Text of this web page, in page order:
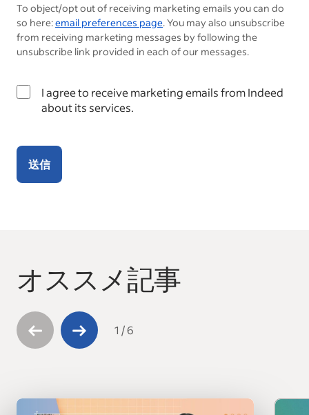
To object/opt out of receiving marketing emails you can do
so here:email preferences page. You may also unsubscribe
from receiving marketing messages by following the
unsubscribe link provided in each of our messages.
I agree to receive marketing emails from Indeed
about its services.
送信
This is a carousel with 6 slides. Use arrow keys to
オススメ記事
1 /6